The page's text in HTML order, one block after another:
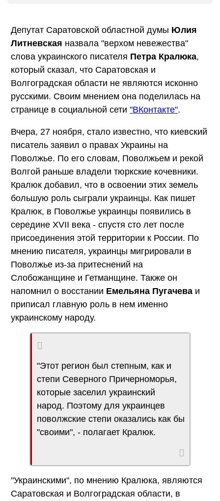
Депутат Саратовской областной думы Юлия
Литневская назвала "верхом невежества"
слова украинского писателя Петра Кралюка,
который сказал, что Саратовская и
Волгоградская области не являются исконно
русскими. Своим мнением она поделилась на
странице в социальной сети "ВКонтакте".
Вчера, 27 ноября, стало известно, что киевский
писатель заявил о правах Украины на
Поволжье. По его словам, Поволжьем и рекой
Волгой раньше владели тюркские кочевники.
Кралюк добавил, что в освоении этих земель
большую роль сыграли украинцы. Как пишет
Кралюк, в Поволжье украинцы появились в
середине XVII века - спустя сто лет после
присоединения этой территории к России. По
мнению писателя, украинцы мигрировали в
Поволжье из-за притеснений на
Слобожанщине и Гетманщине. Также он
напомнил о восстании Емельяна Пугачева и
приписал главную роль в нем именно
украинскому народу.
"Этот регион был степным, как и
степи Северного Причерноморья,
которые заселил украинский
народ. Поэтому для украинцев
поволжские степи оказались как бы
"своими", - полагает Кралюк.
"Украинскими", по мнению Кралюка, являются
Саратовская и Волгоградская области, в